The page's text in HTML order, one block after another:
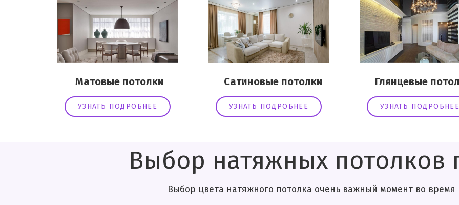
Матовые потолки
УЗНАТЬ ПОДРОБНЕЕ
Сатиновые потолки
УЗНАТЬ ПОДРОБНЕЕ
Глянцевые
УЗНАТЬ
Выбор натяжных потолков
Выбор цвета натяжного потолка очень важный момент во время